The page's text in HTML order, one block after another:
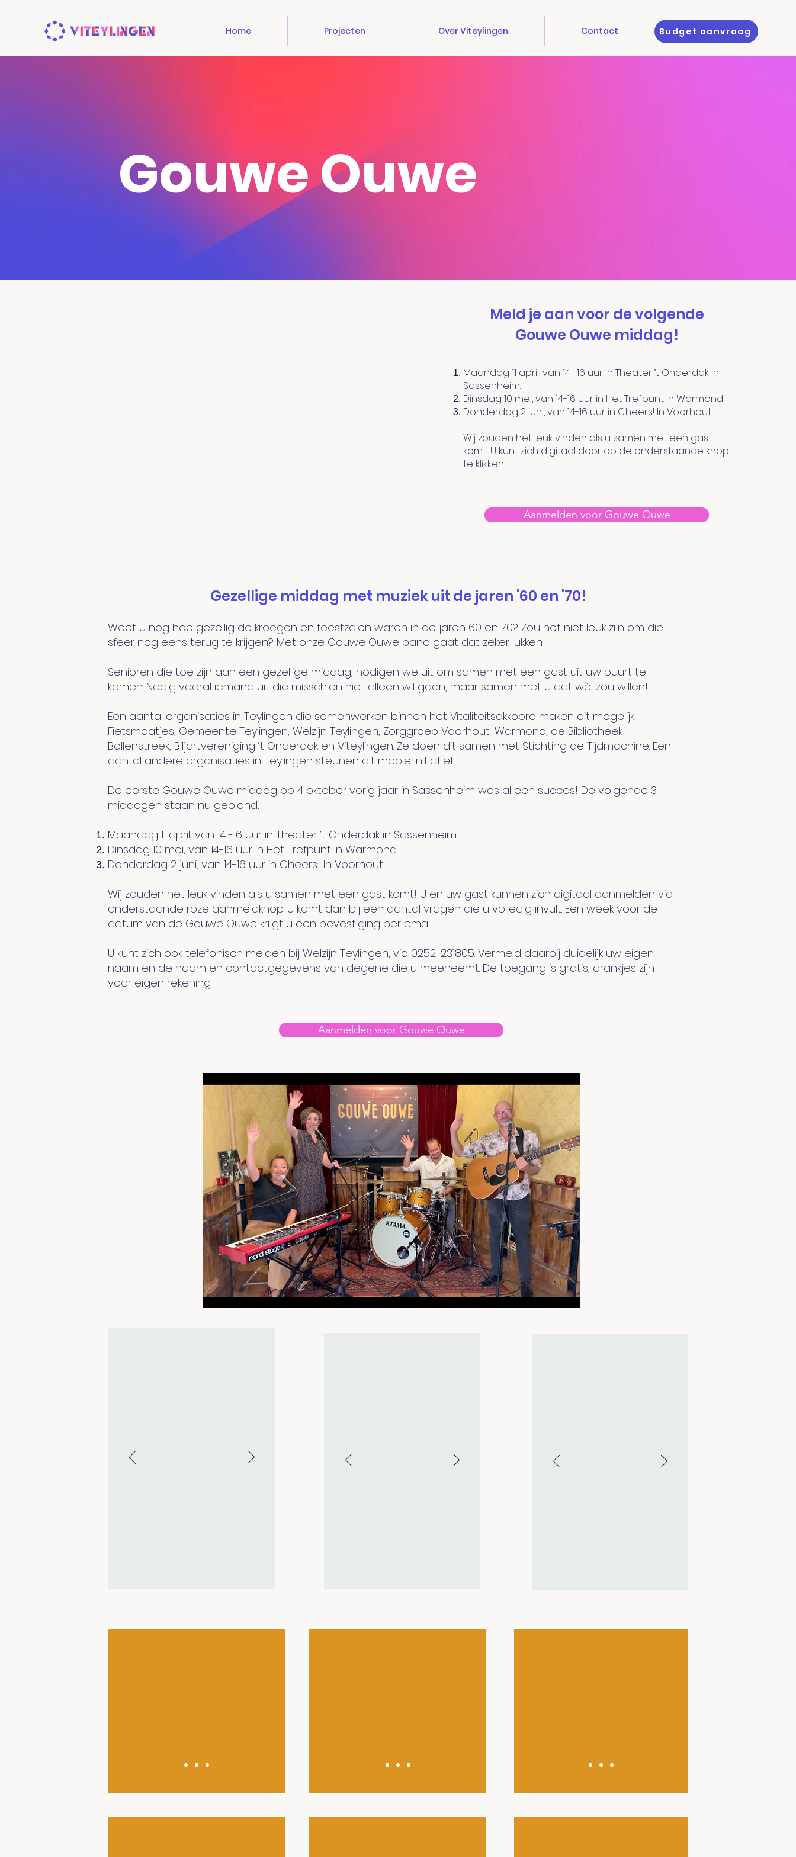
Home Projecten Over Viteylingen Contact Budget aanvraag
Gouwe Ouwe
Meld je aan voor de volgende
Gouwe Ouwe middag!
Maandag 11 april, van 14 -16 uur in Theater ’t Onderdak in
Sassenheim.
Dinsdag 10 mei, van 14-16 uur in Het Trefpunt in Warmond
Donderdag 2 juni, van 14-16 uur in Cheers! In Voorhout
Wij zouden het leuk vinden als u samen met een gast
komt! U kunt zich digitaal door op de onderstaande knop
te klikken.
Aanmelden voor Gouwe Ouwe
Gezellige middag met muziek uit de jaren '60 en '70!
Weet u nog hoe gezellig de kroegen en feestzalen waren in de jaren 60 en 70? Zou het niet leuk zijn om die
sfeer nog eens terug te krijgen? Met onze Gouwe Ouwe band gaat dat zeker lukken!
Senioren die toe zijn aan een gezellige middag, nodigen we uit om samen met een gast uit uw buurt te
komen. Nodig vooral iemand uit die misschien niet alleen wil gaan, maar samen met u dat wèl zou willen!
Een aantal organisaties in Teylingen die samenwerken binnen het Vitaliteitsakkoord maken dit mogelijk:
Fietsmaatjes, Gemeente Teylingen, Welzijn Teylingen, Zorggroep Voorhout-Warmond, de Bibliotheek
Bollenstreek, Biljartvereniging ’t Onderdak en Viteylingen. Ze doen dit samen met Stichting de Tijdmachine. Een
aantal andere organisaties in Teylingen steunen dit mooie initiatief.
De eerste Gouwe Ouwe middag op 4 oktober vorig jaar in Sassenheim was al een succes! De volgende 3
middagen staan nu gepland:
Maandag 11 april, van 14 -16 uur in Theater ’t Onderdak in Sassenheim.
Dinsdag 10 mei, van 14-16 uur in Het Trefpunt in Warmond
Donderdag 2 juni, van 14-16 uur in Cheers! In Voorhout
Wij zouden het leuk vinden als u samen met een gast komt! U en uw gast kunnen zich digitaal aanmelden via
onderstaande roze aanmeldknop. U komt dan bij een aantal vragen die u volledig invult. Een week voor de
datum van de Gouwe Ouwe krijgt u een bevestiging per email.
U kunt zich ook telefonisch melden bij Welzijn Teylingen, via 0252-231805. Vermeld daarbij duidelijk uw eigen
naam en de naam en contactgegevens van degene die u meeneemt. De toegang is gratis, drankjes zijn
voor eigen rekening.
Aanmelden voor Gouwe Ouwe